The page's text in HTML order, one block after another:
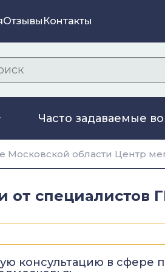
Отзывы Контакты
Часто задаваемые
области Центр
от
консультацию в сфере